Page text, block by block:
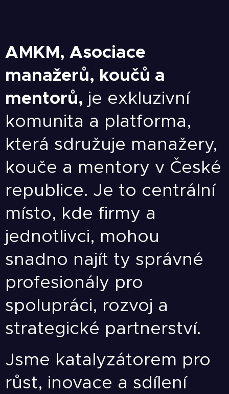
AMKM, Asociace
manažerů, koučů a
mentorů, je exkluzivní
komunita a platforma,
která sdružuje manažery,
kouče a mentory v České
republice. Je to centrální
místo, kde firmy a
jednotlivci, mohou
snadno najít ty správné
profesionály pro
spolupráci, rozvoj a
strategické partnerství.
Jsme katalyzátorem pro
růst, inovace a sdílení